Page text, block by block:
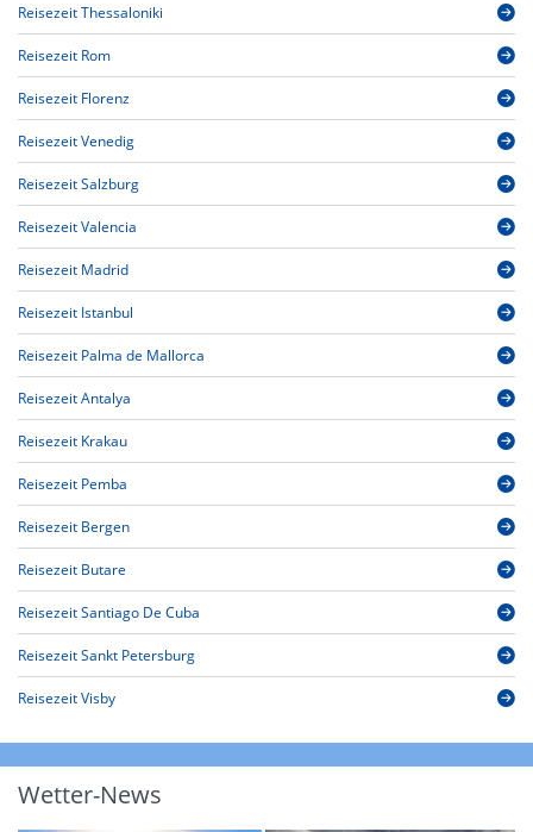
Reisezeit Thessaloniki
Reisezeit Rom
Reisezeit Florenz
Reisezeit Venedig
Reisezeit Salzburg
Reisezeit Valencia
Reisezeit Madrid
Reisezeit Istanbul
Reisezeit Palma de Mallorca
Reisezeit Antalya
Reisezeit Krakau
Reisezeit Pemba
Reisezeit Bergen
Reisezeit Butare
Reisezeit Santiago De Cuba
Reisezeit Sankt Petersburg
Reisezeit Visby
Wetter-News